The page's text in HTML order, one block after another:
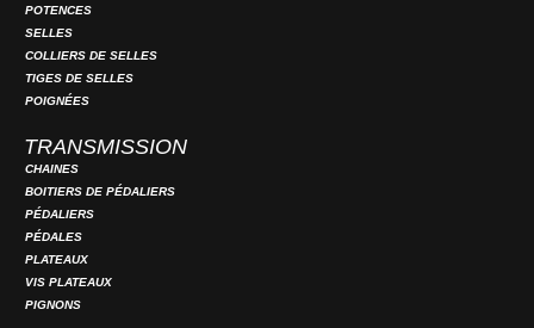
POTENCES
SELLES
COLLIERS DE SELLES
TIGES DE SELLES
POIGNÉES
TRANSMISSION
CHAINES
BOITIERS DE PÉDALIERS
PÉDALIERS
PÉDALES
PLATEAUX
VIS PLATEAUX
PIGNONS